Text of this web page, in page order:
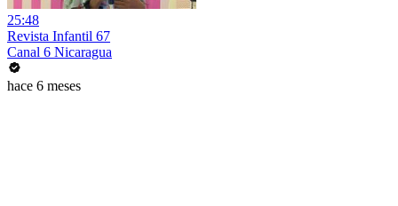
25:48
Revista Infantil 67
Canal 6 Nicaragua
hace 6 meses